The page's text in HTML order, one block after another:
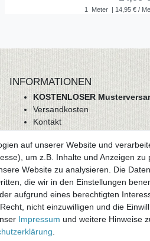
1 Meter | 14,95 € /
INFORMATIONEN
KOSTENLOSER
Versandkosten
Kontakt
AGB
Datenschutz
Impressum
Vertrag widerrufen
auf unserer Website und
um z.B. Inhalte und Anzeigen
Website zu analysieren. Die
die wir in den Einstellungen
aufgrund eines berechtigten
nicht einzuwilligen und die
Impressum und weitere Hinweise